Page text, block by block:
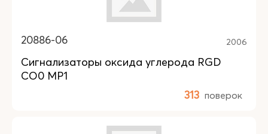
20886-06 2006
Сигнализаторы оксида углерода RGD
CO0 MP1
313 поверок